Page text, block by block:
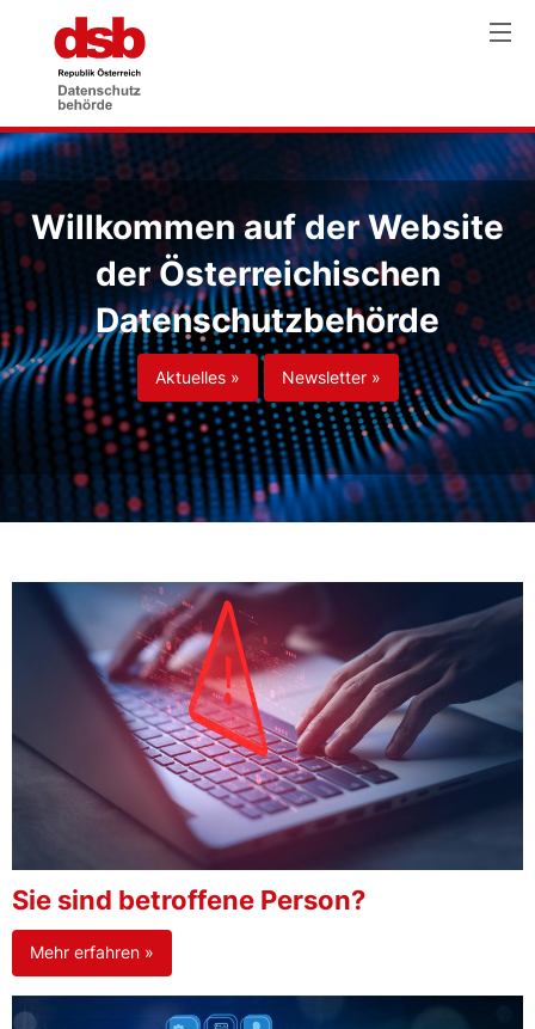
Willkommen auf der Website
der Österreichischen
Datenschutzbehörde
Aktuelles » Newsletter »
Sie sind betroffene Person?
Mehr erfahren »